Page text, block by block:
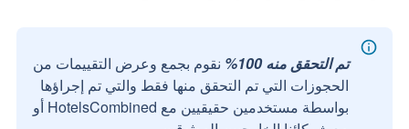
تم التحقق منه 100%
نقوم بجمع وعرض التقييمات من
الحجوزات التي تم التحقق منها فقط والتي تم إجراؤها
بواسطة مستخدمين حقيقيين مع HotelsCombined أو